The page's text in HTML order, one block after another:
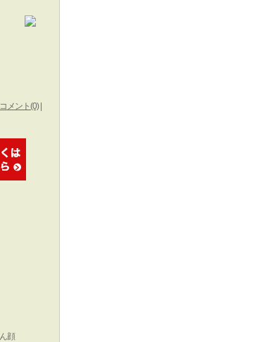
コメント(0)|